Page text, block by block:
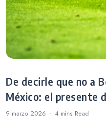
De decirle que no a
México: el presente
9 marzo 2026 4 mins Read